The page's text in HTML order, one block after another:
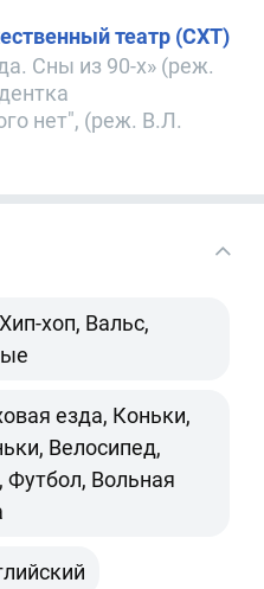
театр (СХТ)
Сны из 90-х» (реж.
нет", (реж. В.Л.
хоп, Вальс,
езда, Коньки,
Велосипед,
Вольная